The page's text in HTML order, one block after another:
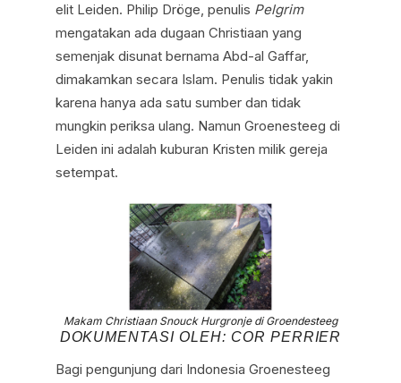
elit Leiden. Philip Dröge, penulis Pelgrim
mengatakan ada dugaan Christiaan yang
semenjak disunat bernama Abd-al Gaffar,
dimakamkan secara Islam. Penulis tidak yakin
karena hanya ada satu sumber dan tidak
mungkin periksa ulang. Namun Groenesteeg di
Leiden ini adalah kuburan Kristen milik gereja
setempat.
Makam Christiaan Snouck Hurgronje di Groendesteeg
DOKUMENTASI OLEH: COR PERRIER
Bagi pengunjung dari Indonesia Groenesteeg